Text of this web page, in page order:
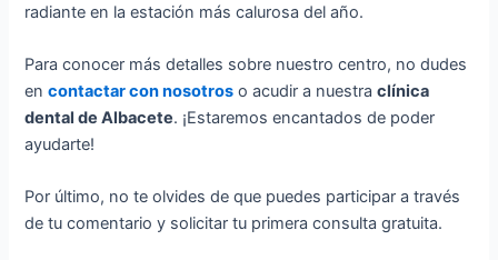
radiante en la estación más calurosa del año.
Para conocer más detalles sobre nuestro centro, no dudes
encontactar con nosotros o acudir a nuestraclínica
dental de Albacete. ¡Estaremos encantados de poder
ayudarte!
Por último, no te olvides de que puedes participar a través
de tu comentario y solicitar tu primera consulta gratuita.